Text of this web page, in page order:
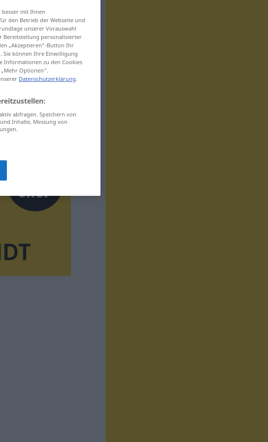
mit Ihnen
den Betrieb der Webseite und
unserer Vorauswahl
Bereitstellung personalisierter
„Akzeptieren“-Button Ihr
Sie können Ihre Einwilligung
Informationen zu den Cookies
Optionen“.
Datenschutzerklärung.
abfragen. Speichern von
Inhalte, Messung von